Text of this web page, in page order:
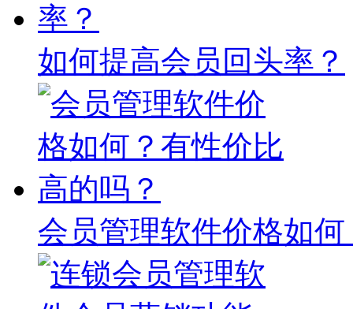
如何提高会员回头率？
会员管理软件价格如